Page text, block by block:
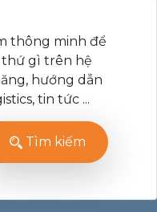
thông minh để
gì trên hệ
hướng dẫn
tin tức ...
Tìm kiếm